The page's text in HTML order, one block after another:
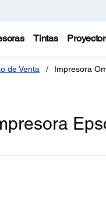
Tintas
de Venta Impresora